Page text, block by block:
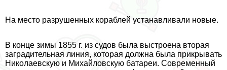
На место разрушенных кораблей устанавливали новые.
В конце зимы 1855 г. из судов была выстроена вторая
заградительная линия, которая должна была прикрывать
Николаевскую и Михайловскую батареи. Современный